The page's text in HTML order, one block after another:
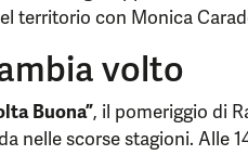
territorio con Monica
volto
Buona”, il pomeriggio di
nelle scorse stagioni. Alle